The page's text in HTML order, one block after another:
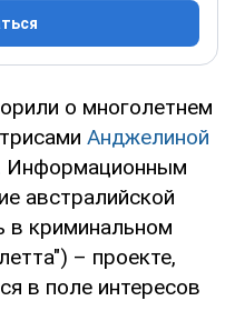
о многолетнем
Анджелиной
Информационным
австралийской
в криминальном
– проекте,
в поле интересов